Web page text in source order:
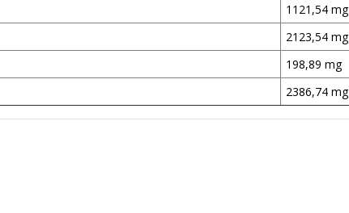
1121,54 mg
2123,54 mg
198,89 mg
2386,74 mg